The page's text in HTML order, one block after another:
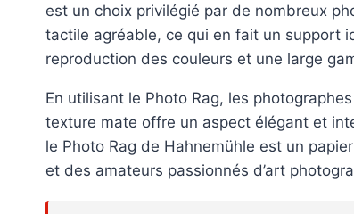
est un choix privilégié par de nombreux
tactile agréable, ce qui en fait un support
reproduction des couleurs et une large
En utilisant le Photo Rag, les
texture mate offre un aspect élégant et
le Photo Rag de Hahnemühle est un
et des amateurs passionnés d’art